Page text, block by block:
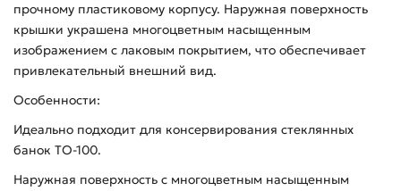
прочному пластиковому корпусу. Наружная поверхность
крышки украшена многоцветным насыщенным
изображением с лаковым покрытием, что обеспечивает
привлекательный внешний вид.
Особенности:
Идеально подходит для консервирования стеклянных
банок ТО-100.
Наружная поверхность с многоцветным насыщенным